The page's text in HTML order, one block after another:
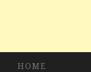
HOME